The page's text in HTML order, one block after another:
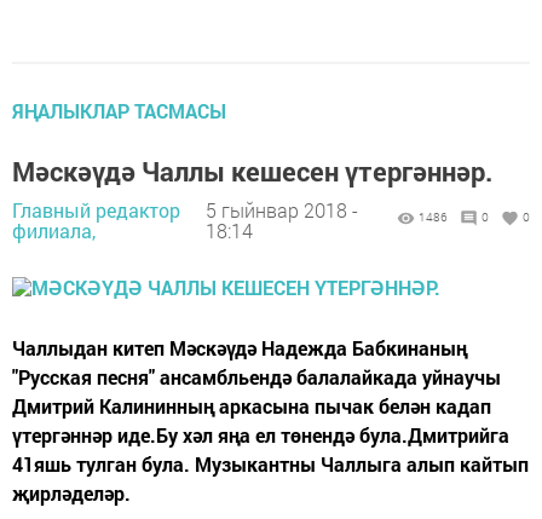
ЯҢАЛЫКЛАР ТАСМАСЫ
Мәскәүдә Чаллы кешесен үтергәннәр.
Главный редактор
филиала,
5 гыйнвар 2018 -
18:14
1486 0 0
Чаллыдан китеп Мәскәүдә Надежда Бабкинаның
"Русская песня" ансамбльендә балалайкада уйнаучы
Дмитрий Калининның аркасына пычак белән кадап
үтергәннәр иде.Бу хәл яңа ел төнендә була.Дмитрийга
41яшь тулган була. Музыкантны Чаллыга алып кайтып
җирләделәр.